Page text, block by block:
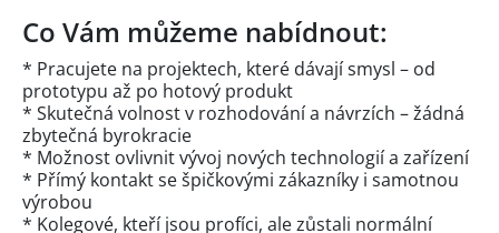
Co Vám můžeme nabídnout:
* Pracujete na projektech, které dávají smysl – od
prototypu až po hotový produkt
* Skutečná volnost v rozhodování a návrzích – žádná
zbytečná byrokracie
* Možnost ovlivnit vývoj nových technologií a zařízení
* Přímý kontakt se špičkovými zákazníky i samotnou
výrobou
* Kolegové, kteří jsou profíci, ale zůstali normální